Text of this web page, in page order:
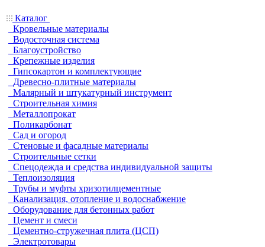
Каталог
Кровельные материалы
Водосточная система
Благоустройство
Крепежные изделия
Гипсокартон и комплектующие
Древесно-плитные материалы
Малярный и штукатурный инструмент
Строительная химия
Металлопрокат
Поликарбонат
Сад и огород
Стеновые и фасадные материалы
Строительные сетки
Спецодежда и средства индивидуальной защиты
Теплоизоляция
Трубы и муфты хризотилцементные
Канализация, отопление и водоснабжение
Оборудование для бетонных работ
Цемент и смеси
Цементно-стружечная плита (ЦСП)
Электротовары